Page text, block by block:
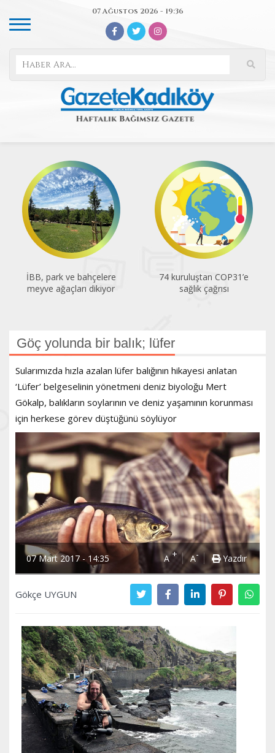
07 Ağustos 2026 - 19:36
74 kuruluştan COP31’e
sağlık çağrısı
Temiz Hava Hakkı
Platformu’ndan PM2,5
Göç yolunda bir balık; lüfer
Sularımızda hızla azalan lüfer balığının hikayesi anlatan
‘Lüfer’ belgeselinin yönetmeni deniz biyoloğu Mert
Gökalp, balıkların soylarının ve deniz yaşamının korunması
için herkese görev düştüğünü söylüyor
07 Mart 2017 - 14:35 A+ A- Yazdır
Gökçe UYGUN